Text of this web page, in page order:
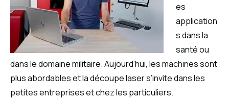
es
application
s dans la
santé ou
dans le domaine militaire. Aujourd’hui, les machines sont
plus abordables et la découpe laser s’invite dans les
petites entreprises et chez les particuliers.